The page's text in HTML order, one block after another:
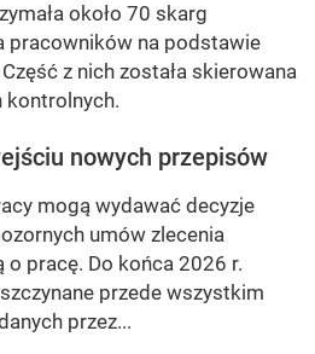
około 70 skarg
pracowników na podstawie
z nich została skierowana
kontrolnych.
nowych przepisów
mogą wydawać decyzje
umów zlecenia
pracę. Do końca 2026 r.
przede wszystkim
przez...